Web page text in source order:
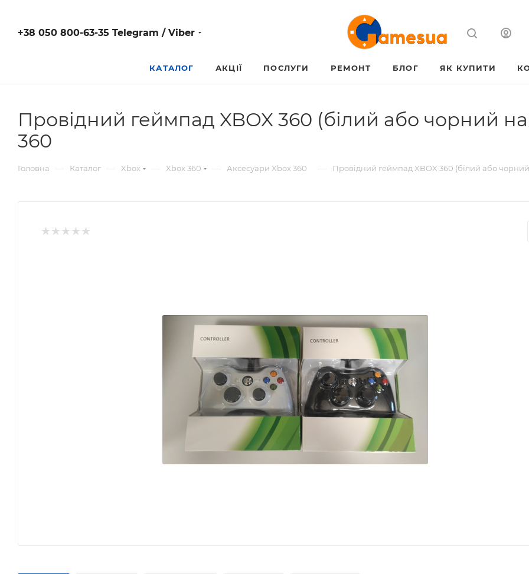
+38 050 800-63-35 Telegram / Viber
КАТАЛОГ АКЦІЇ ПОСЛУГИ РЕМОНТ БЛОГ ЯК КУПИТИ
Провідний геймпад XBOX 360 (білий або чорний
360
Головна — Каталог — Xbox — Xbox 360 — Аксесуари Xbox 360 — Провідний геймпад XBOX 360 (білий або